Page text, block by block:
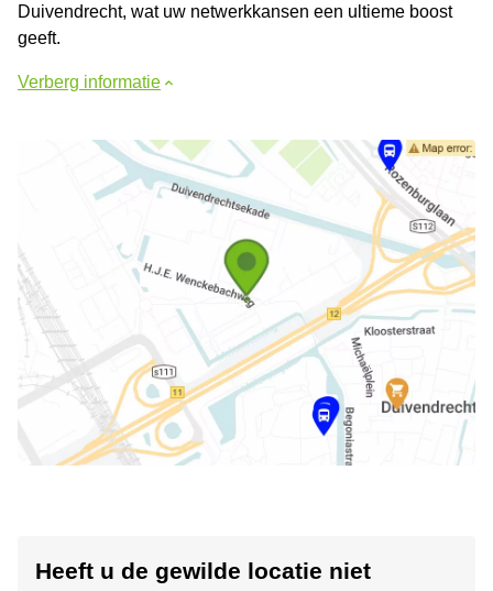
Duivendrecht, wat uw netwerkkansen een ultieme boost
geeft.
Verberg informatie
Heeft u de gewilde locatie niet